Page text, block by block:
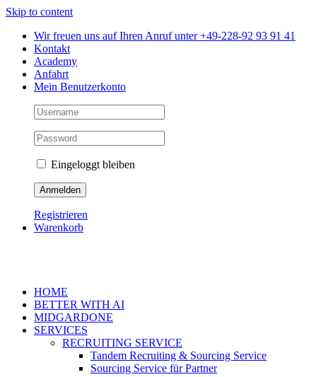
Skip to content
Wir freuen uns auf Ihren Anruf unter +49-228-92 93 91 41
Kontakt
Academy
Anfahrt
Mein Benutzerkonto
Eingeloggt bleiben
Registrieren
Warenkorb
HOME
BETTER WITH AI
MIDGARDONE
SERVICES
RECRUITING SERVICE
Tandem Recruiting & Sourcing Service
Sourcing Service für Partner